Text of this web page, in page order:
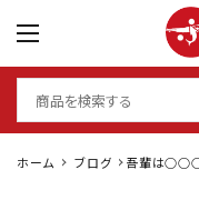
ホーム ブログ
吾輩は○○○